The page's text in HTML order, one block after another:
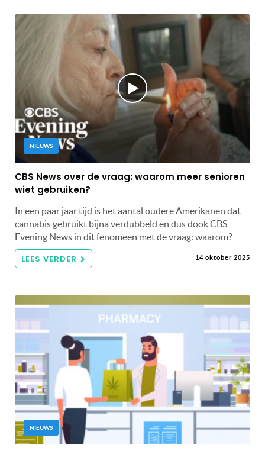
NIEUWS
CBS News over de vraag: waarom meer senioren
wiet gebruiken?
In een paar jaar tijd is het aantal oudere Amerikanen dat
cannabis gebruikt bijna verdubbeld en dus dook CBS
Evening News in dit fenomeen met de vraag: waarom?
LEES VERDER 14 oktober 2025
NIEUWS